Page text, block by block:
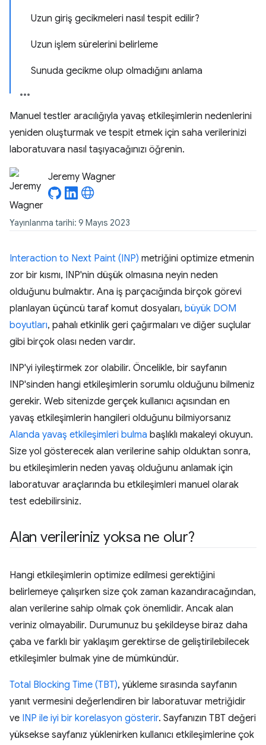
Uzun giriş gecikmeleri nasıl tespit edilir?
Uzun işlem sürelerini belirleme
Sunuda gecikme olup olmadığını anlama
Manuel testler aracılığıyla yavaş etkileşimlerin nedenlerini
yeniden oluşturmak ve tespit etmek için saha verilerinizi
laboratuvara nasıl taşıyacağınızı öğrenin.
Jeremy Wagner
Yayınlanma tarihi: 9 Mayıs 2023
Interaction to Next Paint (INP) metriğini optimize etmenin
zor bir kısmı, INP'nin düşük olmasına neyin neden
olduğunu bulmaktır. Ana iş parçacığında birçok görevi
planlayan üçüncü taraf komut dosyaları, büyük DOM
boyutları, pahalı etkinlik geri çağırmaları ve diğer suçlular
gibi birçok olası neden vardır.
INP'yi iyileştirmek zor olabilir. Öncelikle, bir sayfanın
INP'sinden hangi etkileşimlerin sorumlu olduğunu bilmeniz
gerekir. Web sitenizde gerçek kullanıcı açısından en
yavaş etkileşimlerin hangileri olduğunu bilmiyorsanız
Alanda yavaş etkileşimleri bulma başlıklı makaleyi okuyun.
Size yol gösterecek alan verilerine sahip olduktan sonra,
bu etkileşimlerin neden yavaş olduğunu anlamak için
laboratuvar araçlarında bu etkileşimleri manuel olarak
test edebilirsiniz.
Alan verileriniz yoksa ne olur?
Hangi etkileşimlerin optimize edilmesi gerektiğini
belirlemeye çalışırken size çok zaman kazandıracağından,
alan verilerine sahip olmak çok önemlidir. Ancak alan
veriniz olmayabilir. Durumunuz bu şekildeyse biraz daha
çaba ve farklı bir yaklaşım gerektirse de geliştirilebilecek
etkileşimler bulmak yine de mümkündür.
Total Blocking Time (TBT), yükleme sırasında sayfanın
yanıt vermesini değerlendiren bir laboratuvar metriğidir
ve INP ile iyi bir korelasyon gösterir. Sayfanızın TBT değeri
yüksekse sayfanız yüklenirken kullanıcı etkileşimlerine çok